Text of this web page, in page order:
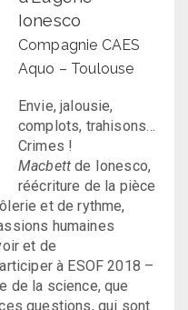
Ionesco
Compagnie CAES
Aquo – Toulouse
Envie, jalousie,
complots, trahisons…
Crimes !
Macbett de Ionesco,
réécriture de la pièce
et de rythme,
humaines
et de
à ESOF 2018 –
de la science, que
questions, qui sont